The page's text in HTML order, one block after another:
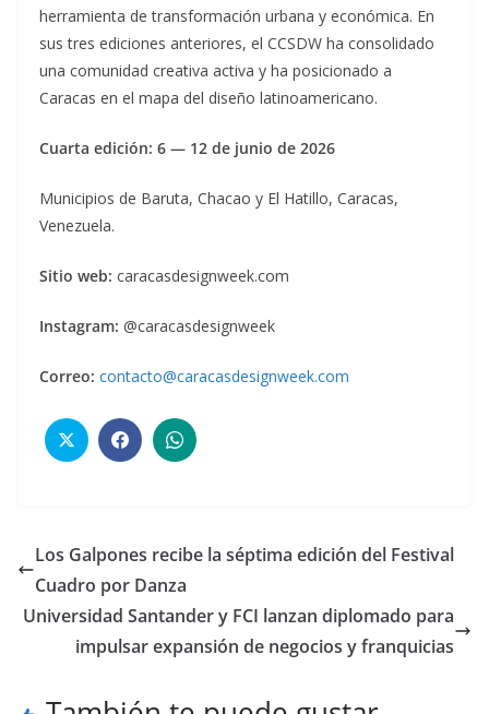
herramienta de transformación urbana y económica. En
sus tres ediciones anteriores, el CCSDW ha consolidado
una comunidad creativa activa y ha posicionado a
Caracas en el mapa del diseño latinoamericano.
Cuarta edición: 6 — 12 de junio de 2026
Municipios de Baruta, Chacao y El Hatillo, Caracas,
Venezuela.
Sitio web: caracasdesignweek.com
Instagram: @caracasdesignweek
Correo: contacto@caracasdesignweek.com
Los Galpones recibe la séptima edición del Festival
Cuadro por Danza
Universidad Santander y FCI lanzan diplomado para
impulsar expansión de negocios y franquicias